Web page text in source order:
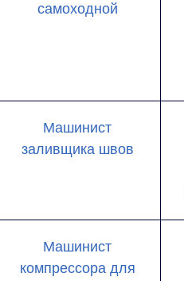
самоходной
Машинист
заливщика швов
Машинист
компрессора для